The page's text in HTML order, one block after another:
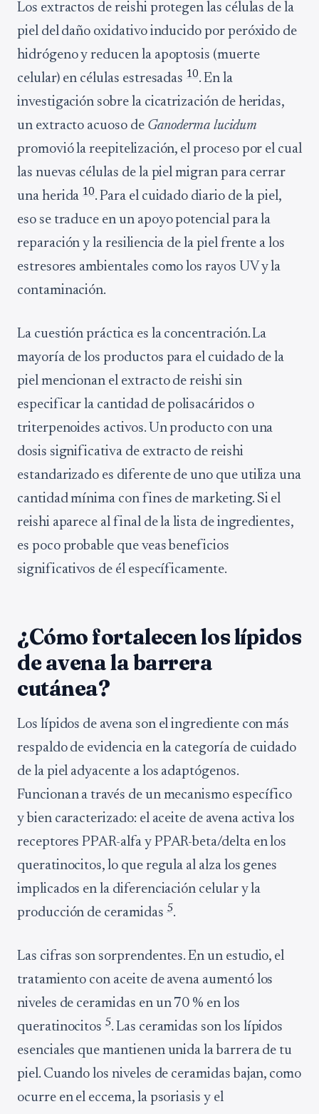
Los extractos de reishi protegen las células de la
piel del daño oxidativo inducido por peróxido de
hidrógeno y reducen la apoptosis (muerte
celular) en células estresadas10. En la
investigación sobre la cicatrización de heridas,
un extracto acuoso de Ganoderma lucidum
promovió la reepitelización, el proceso por el cual
las nuevas células de la piel migran para cerrar
una herida10. Para el cuidado diario de la piel,
eso se traduce en un apoyo potencial para la
reparación y la resiliencia de la piel frente a los
estresores ambientales como los rayos UV y la
contaminación.
La cuestión práctica es la concentración. La
mayoría de los productos para el cuidado de la
piel mencionan el extracto de reishi sin
especificar la cantidad de polisacáridos o
triterpenoides activos. Un producto con una
dosis significativa de extracto de reishi
estandarizado es diferente de uno que utiliza una
cantidad mínima con fines de marketing. Si el
reishi aparece al final de la lista de ingredientes,
es poco probable que veas beneficios
significativos de él específicamente.
¿Cómo fortalecen los lípidos
de avena la barrera
cutánea?
Los lípidos de avena son el ingrediente con más
respaldo de evidencia en la categoría de cuidado
de la piel adyacente a los adaptógenos.
Funcionan a través de un mecanismo específico
y bien caracterizado: el aceite de avena activa los
receptores PPAR-alfa y PPAR-beta/delta en los
queratinocitos, lo que regula al alza los genes
implicados en la diferenciación celular y la
producción de ceramidas 5.
Las cifras son sorprendentes. En un estudio, el
tratamiento con aceite de avena aumentó los
niveles de ceramidas en un 70 % en los
queratinocitos5. Las ceramidas son los lípidos
esenciales que mantienen unida la barrera de tu
piel. Cuando los niveles de ceramidas bajan, como
ocurre en el eccema, la psoriasis y el